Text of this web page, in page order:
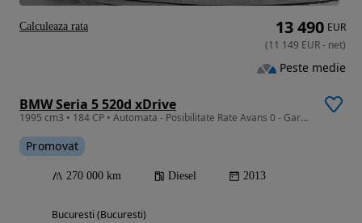
BMW Seria 5 520d xDrive
1995 cm3 • 184 CP • Automata - Posibilitate Rate Avans 0 - Garantie 12 Luni - IMPECABILA
Promovat
270 000 km Diesel 2013
Bucuresti (Bucuresti)
13 490 EUR
(11 149 EUR- net)
Peste medie
Calculeaza rata